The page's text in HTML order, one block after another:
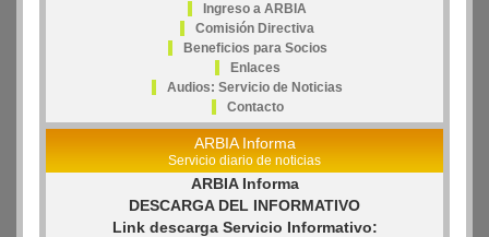
Ingreso a ARBIA
Comisión Directiva
Beneficios para Socios
Enlaces
Audios: Servicio de Noticias
Contacto
ARBIA Informa
Servicio diario de noticias
ARBIA Informa
DESCARGA DEL INFORMATIVO
Link descarga Servicio Informativo: